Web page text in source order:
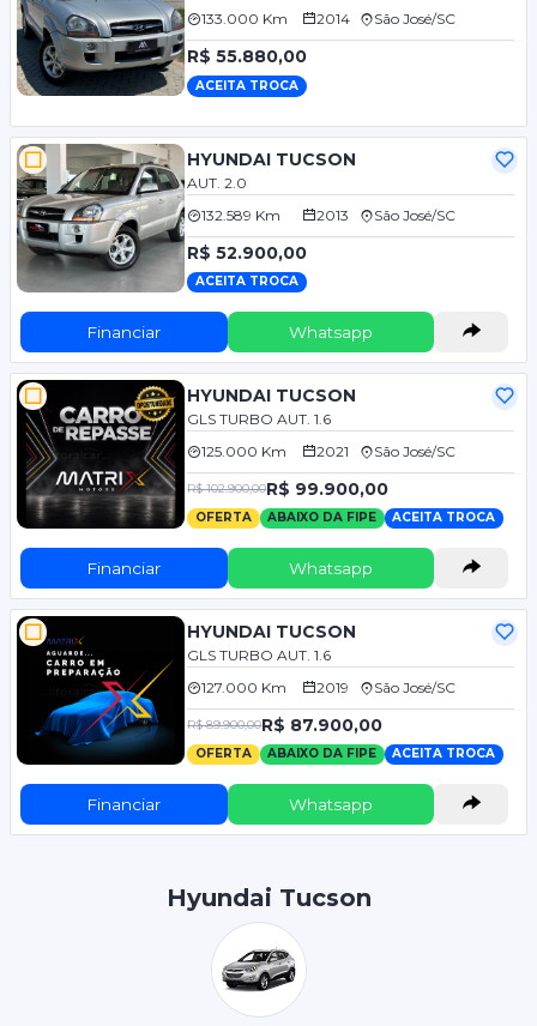
133.000 Km
2014 São José/SC
R$ 55.880,00
ACEITA TROCA
HYUNDAI TUCSON
AUT. 2.0
132.589 Km
2013 São José/SC
R$ 52.900,00
ACEITA TROCA
Financiar Whatsapp
HYUNDAI TUCSON
GLS TURBO AUT. 1.6
125.000 Km
2021 São José/SC
R$ 102.900,00R$ 99.900,00
OFERTA ABAIXO DA FIPE ACEITA TROCA
Financiar Whatsapp
HYUNDAI TUCSON
GLS TURBO AUT. 1.6
127.000 Km
2019 São José/SC
R$ 89.900,00R$ 87.900,00
OFERTA ABAIXO DA FIPE ACEITA TROCA
Financiar Whatsapp
Hyundai Tucson